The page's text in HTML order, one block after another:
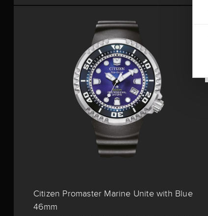
Citizen Promaster Marine Unite with Blue
46mm